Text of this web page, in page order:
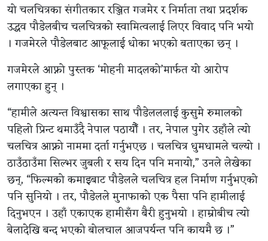
यो चलचित्रका संगीतकार रञ्जित गजमेर र निर्माता तथा प्रदर्शक
उद्धव पौडेलबीच चलचित्रको स्वामित्वलाई लिएर विवाद पनि भयो
। गजमेरले पौडेलबाट आफूलाई धोका भएको बताएका छन् ।
गजमेरले आफ्नो पुस्तक ‘मोहनी मादलको’मार्फत यो आरोप
लगाएका हुन् ।
“हामीले अत्यन्त विश्वासका साथ पौडेलललाई कुसुमे रुमालको
पहिलो प्रिन्ट थमाउँदै नेपाल पठायौँ । तर, नेपाल पुगेर उहाँले त्यो
चलचित्र आफ्नो नाममा दर्ता गर्नुभएछ । चलचित्र धुमधामले चल्यो ।
ठाउँठाउँमा सिल्भर जुबली र सय दिन पनि मनायो,” उनले लेखेका
छन्, “फिल्मको कमाइबाट पौडेलले चलचित्र हल निर्माण गर्नुभएको
पनि सुनियो । तर, पौडेलले मुनाफाको एक पैसा पनि हामीलाई
दिनुभएन । उहाँ एकाएक हामीसँग बैरी हुनुभयो । हाम्रोबीच त्यो
बेलादेखि बन्द भएको बोलचाल आजपर्यन्त पनि कायमै छ ।”